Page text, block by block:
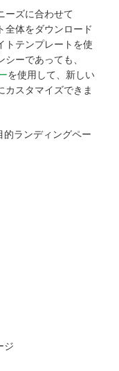
ーズに合わせて
体をダウンロード
トテンプレートを使
ーであっても、
を使用して、新しい
カスタマイズできま
ランディングペー
ジ